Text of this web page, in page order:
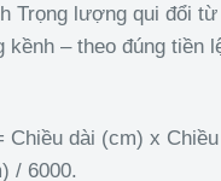
Trọng lượng qui đổi
kềnh – theo đúng tiền
Chiều dài (cm) x
/ 6000.